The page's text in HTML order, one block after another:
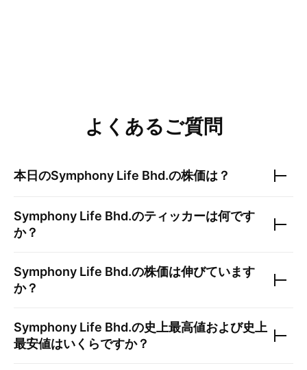
よくあるご質問
本日のSymphony Life Bhd.の株価は？
Symphony Life Bhd.のティッカーは何です
か？
Symphony Life Bhd.の株価は伸びています
か？
Symphony Life Bhd.の史上最高値および史上
最安値はいくらですか？